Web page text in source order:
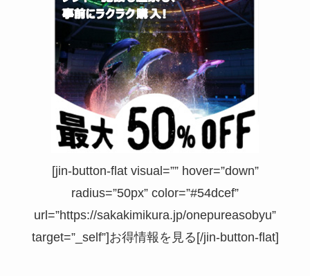
[jin-button-flat visual=”” hover=”down”
radius=”50px” color=”#54dcef”
url=”https://sakakimikura.jp/onepureasobyu”
target=”_self”]お得情報を見る[/jin-button-flat]